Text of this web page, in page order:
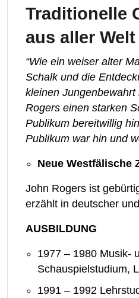
Traditionelle
aus aller Welt
“Wie ein weiser alter
Schalk und die
kleinen
Rogers einen starken
Publikum bereitwillig
Publikum war hin und
Neue Westfälische
John Rogers ist
erzählt in deutscher
AUSBILDUNG
1977 – 1980 Musik-
Schauspielstudium,
1991 – 1992